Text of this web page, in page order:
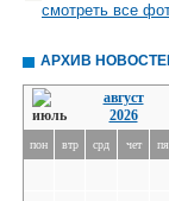
смотреть все
АРХИВ
август
2026
пон втр срд чет